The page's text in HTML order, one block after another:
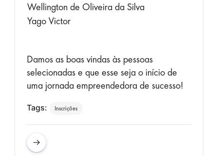
Wellington de Oliveira da Silva
Yago Victor
Damos as boas vindas às pessoas
selecionadas e que esse seja o início de
uma jornada empreendedora de sucesso!
Tags: Inscrições